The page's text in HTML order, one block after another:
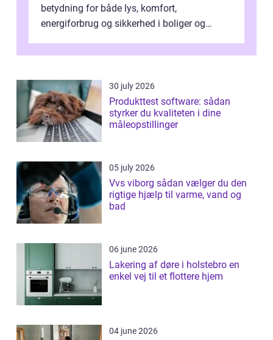
betydning for både lys, komfort,
energiforbrug og sikkerhed i boliger og
30 july 2026
Produkttest software: sådan
styrker du kvaliteten i dine
måleopstillinger
05 july 2026
Vvs viborg sådan vælger du den
rigtige hjælp til varme, vand og
bad
06 june 2026
Lakering af døre i holstebro en
enkel vej til et flottere hjem
04 june 2026